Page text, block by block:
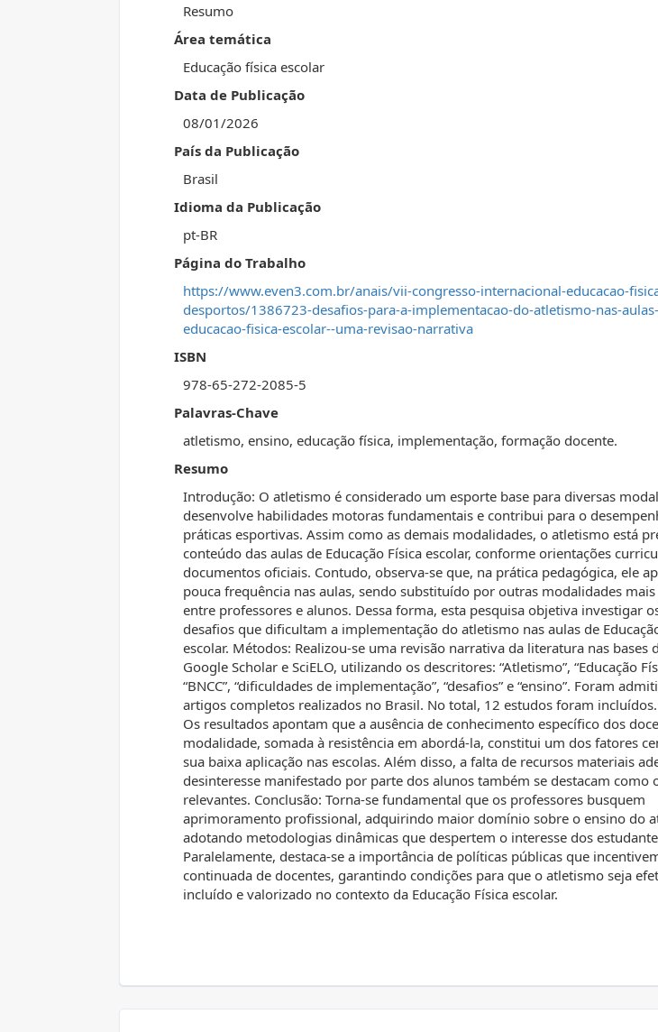
Resumo
Área temática
Educação física escolar
Data de Publicação
08/01/2026
País da Publicação
Brasil
Idioma da Publicação
pt-BR
Página do Trabalho
https://www.even3.com.br/anais/vii-congresso-internacional-educacao-
desportos/1386723-desafios-para-a-implementacao-do-atletismo-nas-
educacao-fisica-escolar--uma-revisao-narrativa
ISBN
978-65-272-2085-5
Palavras-Chave
atletismo, ensino, educação física, implementação, formação docente.
Resumo
Introdução: O atletismo é considerado um esporte base para diversas
desenvolve habilidades motoras fundamentais e contribui para o
práticas esportivas. Assim como as demais modalidades, o atletismo está
conteúdo das aulas de Educação Física escolar, conforme orientações
documentos oficiais. Contudo, observa-se que, na prática pedagógica, ele
pouca frequência nas aulas, sendo substituído por outras modalidades
entre professores e alunos. Dessa forma, esta pesquisa objetiva investigar
desafios que dificultam a implementação do atletismo nas aulas de
escolar. Métodos: Realizou-se uma revisão narrativa da literatura nas bases
Google Scholar e SciELO, utilizando os descritores: “Atletismo”, “Educação
“BNCC”, “dificuldades de implementação”, “desafios” e “ensino”. Foram
artigos completos realizados no Brasil. No total, 12 estudos foram incluídos.
Os resultados apontam que a ausência de conhecimento específico dos
modalidade, somada à resistência em abordá-la, constitui um dos fatores
sua baixa aplicação nas escolas. Além disso, a falta de recursos materiais
desinteresse manifestado por parte dos alunos também se destacam como
relevantes. Conclusão: Torna-se fundamental que os professores busquem
aprimoramento profissional, adquirindo maior domínio sobre o ensino do
adotando metodologias dinâmicas que despertem o interesse dos
Paralelamente, destaca-se a importância de políticas públicas que
continuada de docentes, garantindo condições para que o atletismo seja
incluído e valorizado no contexto da Educação Física escolar.